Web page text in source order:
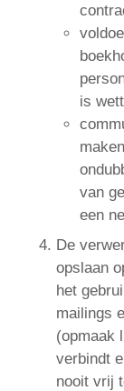
is
van
een
De
opslaan
het
mailings
(opmaak
verbindt
nooit vrij